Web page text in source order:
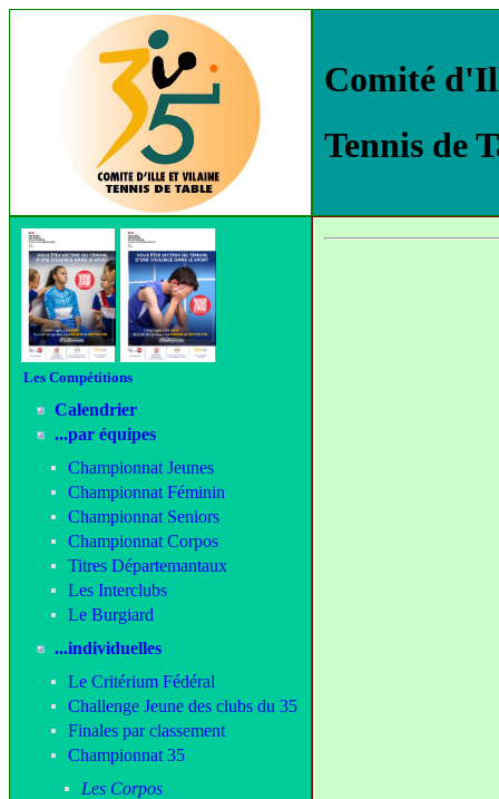
Comité
Tennis de
Les Compétitions
Calendrier
...par équipes
Championnat Jeunes
Championnat Féminin
Championnat Seniors
Championnat Corpos
Titres Départemantaux
Les Interclubs
Le Burgiard
...individuelles
Le Critérium Fédéral
Challenge Jeune des clubs du 35
Finales par classement
Championnat 35
Les Corpos